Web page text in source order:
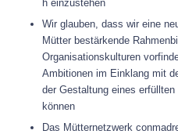
h einzustehen
Wir glauben, dass wir eine
Mütter bestärkende
Organisationskulturen
Ambitionen im Einklang mit
der Gestaltung eines
können
Das Mütternetzwerk